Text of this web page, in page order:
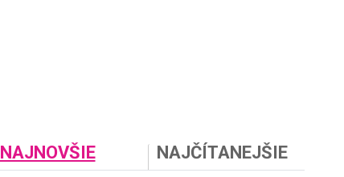
NAJNOVŠIE NAJČÍTANEJŠIE